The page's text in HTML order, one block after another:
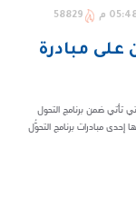
م 58829
مبادرة
تأتي ضمن برنامج التحول
إحدى مبادرات برنامج التحوُّل